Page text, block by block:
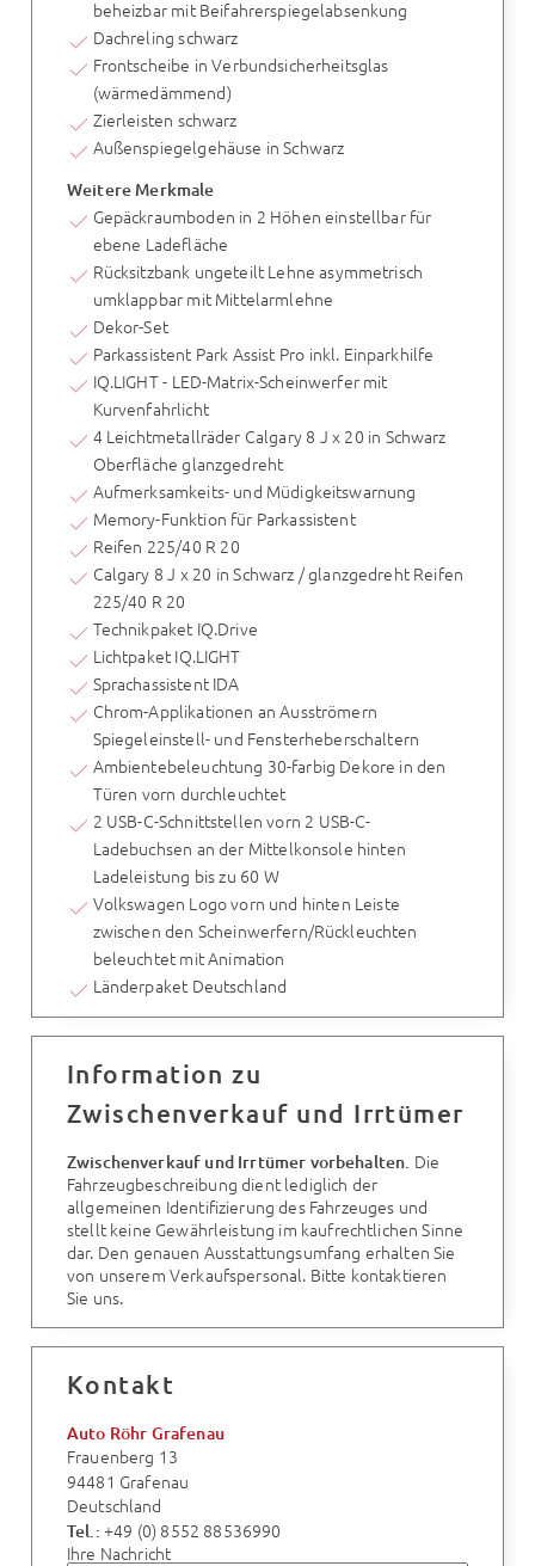
beheizbar mit Beifahrerspiegelabsenkung
Dachreling schwarz
Frontscheibe in Verbundsicherheitsglas
(wärmedämmend)
Zierleisten schwarz
Außenspiegelgehäuse in Schwarz
Weitere Merkmale
Gepäckraumboden in 2 Höhen einstellbar für
ebene Ladefläche
Rücksitzbank ungeteilt Lehne asymmetrisch
umklappbar mit Mittelarmlehne
Dekor-Set
Parkassistent Park Assist Pro inkl. Einparkhilfe
IQ.LIGHT - LED-Matrix-Scheinwerfer mit
Kurvenfahrlicht
4 Leichtmetallräder Calgary 8 J x 20 in Schwarz
Oberfläche glanzgedreht
Aufmerksamkeits- und Müdigkeitswarnung
Memory-Funktion für Parkassistent
Reifen 225/40 R 20
Calgary 8 J x 20 in Schwarz / glanzgedreht Reifen
225/40 R 20
Technikpaket IQ.Drive
Lichtpaket IQ.LIGHT
Sprachassistent IDA
Chrom-Applikationen an Ausströmern
Spiegeleinstell- und Fensterheberschaltern
Ambientebeleuchtung 30-farbig Dekore in den
Türen vorn durchleuchtet
2 USB-C-Schnittstellen vorn 2 USB-C-
Ladebuchsen an der Mittelkonsole hinten
Ladeleistung bis zu 60 W
Volkswagen Logo vorn und hinten Leiste
zwischen den Scheinwerfern/Rückleuchten
beleuchtet mit Animation
Länderpaket Deutschland
Information zu
Zwischenverkauf und Irrtümer
Zwischenverkauf und Irrtümer vorbehalten. Die
Fahrzeugbeschreibung dient lediglich der
allgemeinen Identifizierung des Fahrzeuges und
stellt keine Gewährleistung im kaufrechtlichen Sinne
dar. Den genauen Ausstattungsumfang erhalten Sie
von unserem Verkaufspersonal. Bitte kontaktieren
Sie uns.
Kontakt
Auto Röhr Grafenau
Frauenberg 13
94481 Grafenau
Deutschland
Tel.: +49 (0) 8552 88536990
Ihre Nachricht